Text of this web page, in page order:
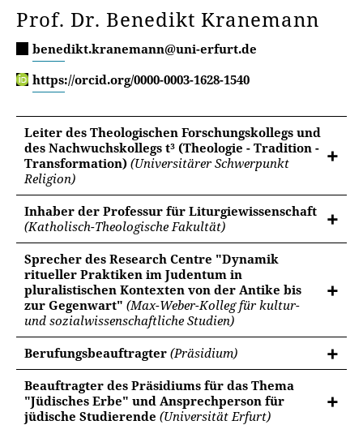
Prof. Dr. Benedikt Kranemann
benedikt.kranemann@uni-erfurt.de
https://orcid.org/0000-0003-1628-1540
Leiter des Theologischen Forschungskollegs und
des Nachwuchskollegs t³ (Theologie - Tradition -
Transformation) (Universitärer Schwerpunkt
Religion)
Inhaber der Professur für Liturgiewissenschaft
(Katholisch-Theologische Fakultät)
Sprecher des Research Centre "Dynamik
ritueller Praktiken im Judentum in
pluralistischen Kontexten von der Antike bis
zur Gegenwart" (Max-Weber-Kolleg für kultur-
und sozialwissenschaftliche Studien)
Berufungsbeauftragter (Präsidium)
Beauftragter des Präsidiums für das Thema
"Jüdisches Erbe" und Ansprechperson für
jüdische Studierende (Universität Erfurt)